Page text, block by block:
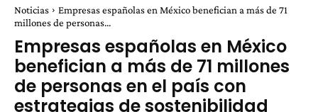
Noticias
Empresas españolas en México benefician a más de 71
millones de personas...
Empresas españolas en México
benefician a más de 71 millones
de personas en el país con
estrategias de sostenibilidad